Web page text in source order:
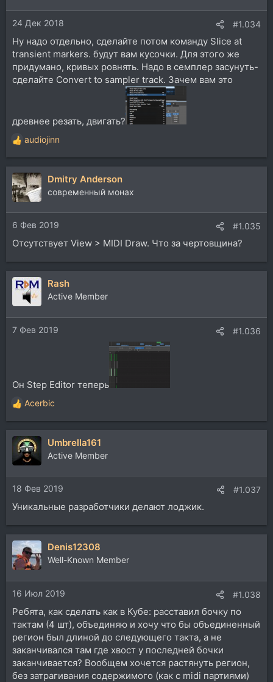
24 Дек 2018 #1.034
Ну надо отдельно, сделайте потом команду Slice at
transient markers. будут вам кусочки. Для этого же
придумано, кривых ровнять. Надо в семплер засунуть-
сделайте Convert to sampler track. Зачем вам это
древнее резать, двигать?
Р
е
а
к
ц
и
и
:
audiojinn
Dmitry Anderson
современный монах
6 Фев 2019 #1.035
Отсутствует View > MIDI Draw. Что за чертовщина?
Rash
Active Member
7 Фев 2019 #1.036
Он Step Editor теперь
Р
е
а
к
и
и
:
Acerbic
Umbrella161
Active Member
18 Фев 2019 #1.037
Уникальные разработчики делают лоджик.
Denis12308
Well-Known Member
16 Июл 2019 #1.038
Ребята, как сделать как в Кубе: расставил бочку по
тактам (4 шт), объединяю и хочу что бы объединенный
регион был длиной до следующего такта, а не
заканчивался там где хвост у последней бочки
заканчивается? Вообщем хочется растянуть регион,
без затрагивания содержимого (как с midi партиями)